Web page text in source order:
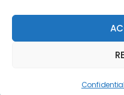
Copyright 2022 ©